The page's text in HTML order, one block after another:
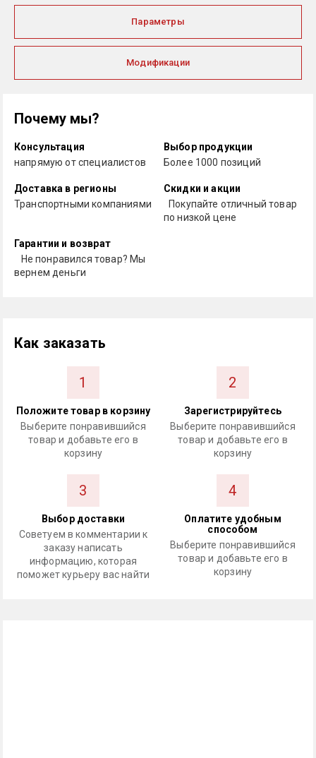
Параметры
Модификации
Почему мы?
Консультация
напрямую от специалистов
Выбор продукции
Более 1000 позиций
Доставка в регионы
Транспортными компаниями
Скидки и акции
Покупайте отличный товар
по низкой цене
Гарантии и возврат
Не понравился товар? Мы
вернем деньги
Как заказать
1
Положите товар в корзину
Выберите понравившийся
товар и добавьте его в
корзину
2
Зарегистрируйтесь
Выберите понравившийся
товар и добавьте его в
корзину
3
Выбор доставки
Советуем в комментарии к
заказу написать
информацию, которая
поможет курьеру вас найти
4
Оплатите удобным
способом
Выберите понравившийся
товар и добавьте его в
корзину